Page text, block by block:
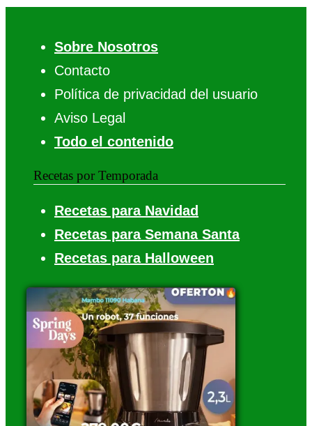
Sobre Nosotros
Contacto
Política de privacidad del usuario
Aviso Legal
Todo el contenido
Recetas por Temporada
Recetas para Navidad
Recetas para Semana Santa
Recetas para Halloween